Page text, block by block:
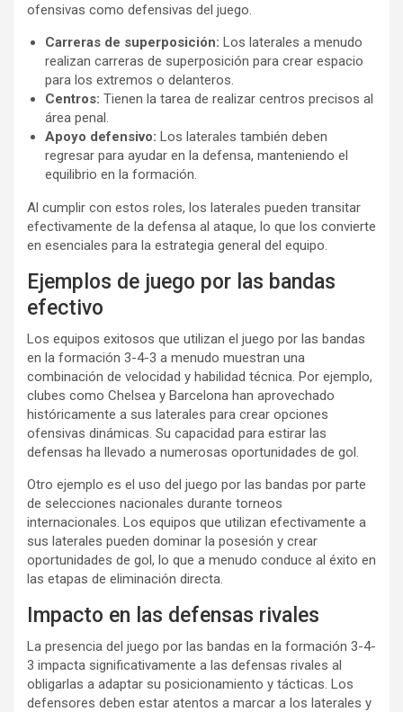
ofensivas como defensivas del juego.
Carreras de superposición: Los laterales a menudo
realizan carreras de superposición para crear espacio
para los extremos o delanteros.
Centros: Tienen la tarea de realizar centros precisos al
área penal.
Apoyo defensivo: Los laterales también deben
regresar para ayudar en la defensa, manteniendo el
equilibrio en la formación.
Al cumplir con estos roles, los laterales pueden transitar
efectivamente de la defensa al ataque, lo que los convierte
en esenciales para la estrategia general del equipo.
Ejemplos de juego por las bandas
efectivo
Los equipos exitosos que utilizan el juego por las bandas
en la formación 3-4-3 a menudo muestran una
combinación de velocidad y habilidad técnica. Por ejemplo,
clubes como Chelsea y Barcelona han aprovechado
históricamente a sus laterales para crear opciones
ofensivas dinámicas. Su capacidad para estirar las
defensas ha llevado a numerosas oportunidades de gol.
Otro ejemplo es el uso del juego por las bandas por parte
de selecciones nacionales durante torneos
internacionales. Los equipos que utilizan efectivamente a
sus laterales pueden dominar la posesión y crear
oportunidades de gol, lo que a menudo conduce al éxito en
las etapas de eliminación directa.
Impacto en las defensas rivales
La presencia del juego por las bandas en la formación 3-4-
3 impacta significativamente a las defensas rivales al
obligarlas a adaptar su posicionamiento y tácticas. Los
defensores deben estar atentos a marcar a los laterales y